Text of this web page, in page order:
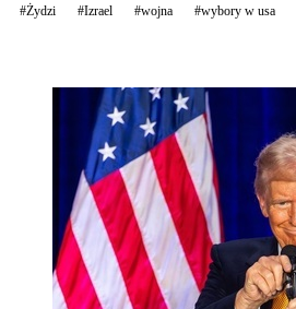
#Żydzi #Izrael #wojna #wybory w usa